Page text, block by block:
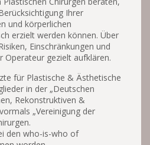
Ihrer
und körperlichen
erzielt werden können. Über
Einschränkungen und
Operateur gezielt aufklären.
für Plastische & Ästhetische
in der „Deutschen
Rekonstruktiven &
„Vereinigung der
den who-is-who of